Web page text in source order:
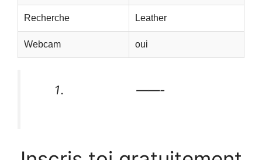
Recherche Leather
Webcam oui
——-